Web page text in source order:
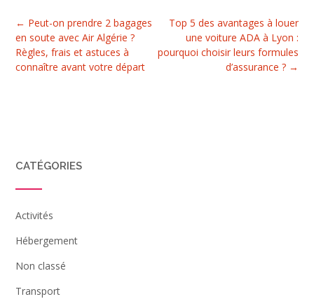
Post
navigation
Top 5 des avantages à louer
une voiture ADA à Lyon :
pourquoi choisir leurs formules
d’assurance ? →
← Peut-on prendre 2 bagages
en soute avec Air Algérie ?
Règles, frais et astuces à
connaître avant votre départ
CATÉGORIES
Activités
Hébergement
Non classé
Transport